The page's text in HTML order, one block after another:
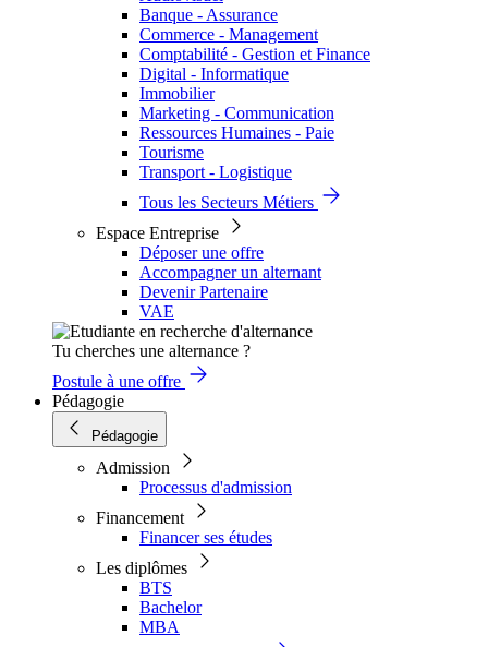
Banque - Assurance
Commerce - Management
Comptabilité - Gestion et Finance
Digital - Informatique
Immobilier
Marketing - Communication
Ressources Humaines - Paie
Tourisme
Transport - Logistique
Tous les Secteurs Métiers
Espace Entreprise
Déposer une offre
Accompagner un alternant
Devenir Partenaire
VAE
Tu cherches une alternance ?
Postule à une offre
Pédagogie
Pédagogie
Admission
Processus d'admission
Financement
Financer ses études
Les diplômes
BTS
Bachelor
MBA